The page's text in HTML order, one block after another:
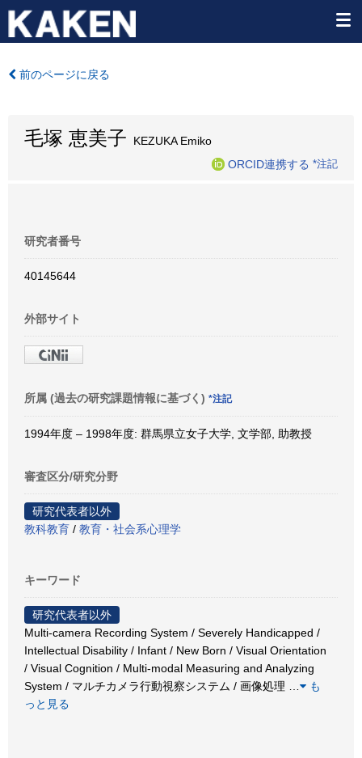
前のページに戻る
毛塚 恵美子 KEZUKA Emiko
ORCID連携する *注記
研究者番号
40145644
外部サイト
所属 (過去の研究課題情報に基づく) *注記
1994年度 – 1998年度: 群馬県立女子大学, 文学部, 助教授
審査区分/研究分野
研究代表者以外
教科教育 / 教育・社会系心理学
キーワード
研究代表者以外
Multi-camera Recording System / Severely Handicapped /
Intellectual Disability / Infant / New Born / Visual Orientation
/ Visual Cognition / Multi-modal Measuring and Analyzing
System / マルチカメラ行動視察システム / 画像処理
も
っと見る